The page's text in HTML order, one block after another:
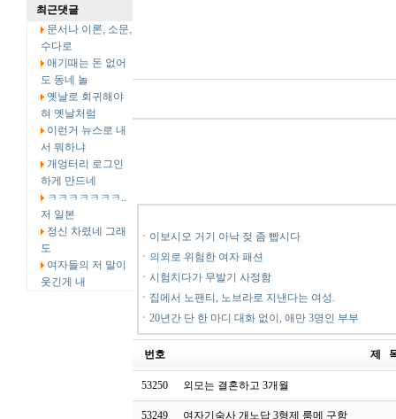
최근댓글
문서나 이론, 소문,
수다로
애기때는 돈 없어
도 동네 놀
옛날로 회귀해야
혀 옛날처럼
이런거 뉴스로 내
서 뭐하냐
개엉터리 로그인
하게 만드네
ㅋㅋㅋㅋㅋㅋㅋ..
저 일본
정신 차렸네 그래
도
여자들의 저 말이
웃긴게 내
ㆍ 이보시오 거기 아낙 젖 좀 빱시다
ㆍ 의외로 위험한 여자 패션
ㆍ 시험치다가 무발기 사정함
ㆍ 집에서 노팬티, 노브라로 지낸다는 여성.
ㆍ 20년간 단 한 마디 대화 없이, 애만 3명인 부부
번호 제
53250 외모는 결혼하고 3개월
53249 여자기숙사 개노답 3형제 룸메 구함